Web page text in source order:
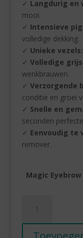
✓ Langdurig en
mooi.
✓ Intensieve
volledige dekking.
✓ Unieke vezels:
✓ Volledige
wenkbrauwen.
✓ Verzorgende
conditie en groei
✓ Snelle en
seconden
✓ Eenvoudig te
remover.
Magic Eyebrow
wenkbrauw
quantity